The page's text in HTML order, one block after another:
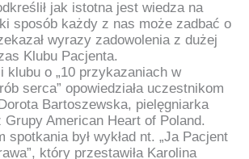
jak istotna jest wiedza na
sposób każdy z nas może zadbać o
wyrazy zadowolenia z dużej
Klubu Pacjenta.
klubu o „10 przykazaniach w
serca” opowiedziała uczestnikom
Bartoszewska, pielęgniarka
American Heart of Poland.
spotkania był wykład nt. „Ja Pacjent
który przestawiła Karolina